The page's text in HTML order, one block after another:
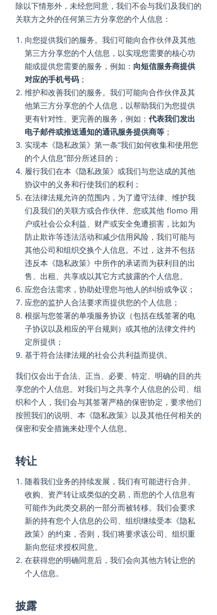
除以下情形外，未经您同意，我们不会与我们及我们的
关联方之外的任何第三方分享您的个人信息：
向您提供我们的服务。我们可能向合作伙伴及其他
第三方分享您的个人信息，以实现您需要的核心功
能或提供您需要的服务，例如： 向短信服务商提供
对应的手机号码 ；
维护和改善我们的服务。我们可能向合作伙伴及其
他第三方分享您的个人信息，以帮助我们为您提供
更有针对性、更完善的服务，例如：代表我们发出
电子邮件或推送通知的通讯服务提供商等 ；
实现本《隐私政策》第一条“我们如何收集和使用您
的个人信息”部分所述目的；
履行我们在本《隐私政策》或我们与您达成的其他
协议中的义务和行使我们的权利；
在法律法规允许的范围内，为了遵守法律、维护我
们及我们的关联方或合作伙伴、您或其他 flomo 用
户或社会公众利益、财产或安全免遭损害，比如为
防止欺诈等违法活动和减少信用风险，我们可能与
其他公司和组织交换个人信息。不过，这并不包括
违反本《隐私政策》中所作的承诺而为获利目的出
售、出租、共享或以其它方式披露的个人信息。
应您合法需求，协助处理您与他人的纠纷或争议；
应您的监护人合法要求而提供您的个人信息；
根据与您签署的单项服务协议（包括在线签署的电
子协议以及相应的平台规则）或其他的法律文件约
定所提供；
基于符合法律法规的社会公共利益而提供。
我们仅会出于合法、正当、必要、特定、明确的目的共
享您的个人信息。对我们与之共享个人信息的公司、组
织和个人，我们会与其签署严格的保密协定，要求他们
按照我们的说明、本《隐私政策》以及其他任何相关的
保密和安全措施来处理个人信息。
转让
随着我们业务的持续发展，我们有可能进行合并、
收购、资产转让或类似的交易，而您的个人信息有
可能作为此类交易的一部分而被转移。我们会要求
新的持有您个人信息的公司、组织继续受本《隐私
政策》的约束，否则，我们将要求该公司、组织重
新向您征求授权同意。
在获得您的明确同意后，我们会向其他方转让您的
个人信息。
披露